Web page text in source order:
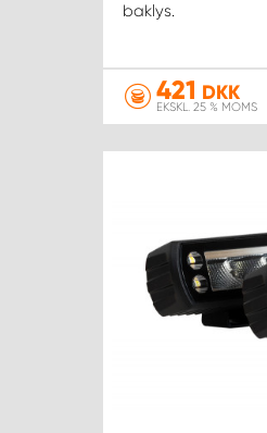
baklys.
421 DKK
EKSKL. 25 % MOMS